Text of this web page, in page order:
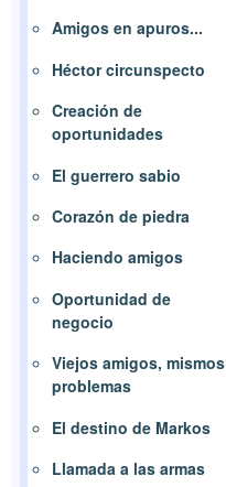
Amigos en apuros...
Héctor circunspecto
Creación de
oportunidades
El guerrero sabio
Corazón de piedra
Haciendo amigos
Oportunidad de
negocio
Viejos amigos, mismos
problemas
El destino de Markos
Llamada a las armas